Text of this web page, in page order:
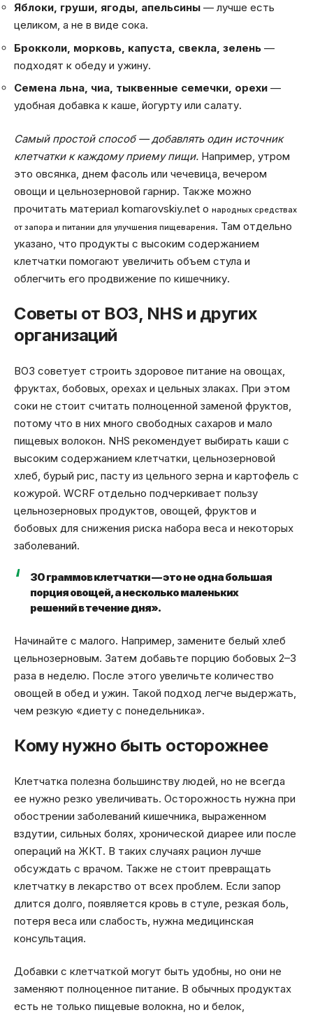
Яблоки, груши, ягоды, апельсины — лучше есть
целиком, а не в виде сока.
Брокколи, морковь, капуста, свекла, зелень —
подходят к обеду и ужину.
Семена льна, чиа, тыквенные семечки, орехи —
удобная добавка к каше, йогурту или салату.
Самый простой способ — добавлять один источник
клетчатки к каждому приему пищи. Например, утром
это овсянка, днем фасоль или чечевица, вечером
овощи и цельнозерновой гарнир. Также можно
прочитать материал komarovskiy.net о народных средствах
от запора и питании для улучшения пищеварения. Там отдельно
указано, что продукты с высоким содержанием
клетчатки помогают увеличить объем стула и
облегчить его продвижение по кишечнику.
Советы от ВОЗ, NHS и других
организаций
ВОЗ советует строить здоровое питание на овощах,
фруктах, бобовых, орехах и цельных злаках. При этом
соки не стоит считать полноценной заменой фруктов,
потому что в них много свободных сахаров и мало
пищевых волокон. NHS рекомендует выбирать каши с
высоким содержанием клетчатки, цельнозерновой
хлеб, бурый рис, пасту из цельного зерна и картофель с
кожурой. WCRF отдельно подчеркивает пользу
цельнозерновых продуктов, овощей, фруктов и
бобовых для снижения риска набора веса и некоторых
заболеваний.
30 граммов клетчатки — это не одна большая
порция овощей, а несколько маленьких
решений в течение дня».
Начинайте с малого. Например, замените белый хлеб
цельнозерновым. Затем добавьте порцию бобовых 2–3
раза в неделю. После этого увеличьте количество
овощей в обед и ужин. Такой подход легче выдержать,
чем резкую «диету с понедельника».
Кому нужно быть осторожнее
Клетчатка полезна большинству людей, но не всегда
ее нужно резко увеличивать. Осторожность нужна при
обострении заболеваний кишечника, выраженном
вздутии, сильных болях, хронической диарее или после
операций на ЖКТ. В таких случаях рацион лучше
обсуждать с врачом. Также не стоит превращать
клетчатку в лекарство от всех проблем. Если запор
длится долго, появляется кровь в стуле, резкая боль,
потеря веса или слабость, нужна медицинская
консультация.
Добавки с клетчаткой могут быть удобны, но они не
заменяют полноценное питание. В обычных продуктах
есть не только пищевые волокна, но и белок,